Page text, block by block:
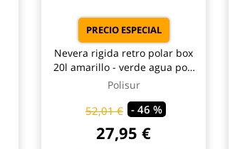
PRECIO ESPECIAL
Nevera rigida retro polar box
20l amarillo - verde agua pop
polarbox
Polisur
52,01 € - 46 %
27,95 €